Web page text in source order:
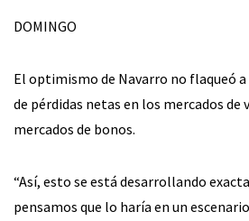
DOMINGO
El optimismo de Navarro no flaqueó
de pérdidas netas en los mercados de
mercados de bonos.
“Así, esto se está desarrollando
pensamos que lo haría en un